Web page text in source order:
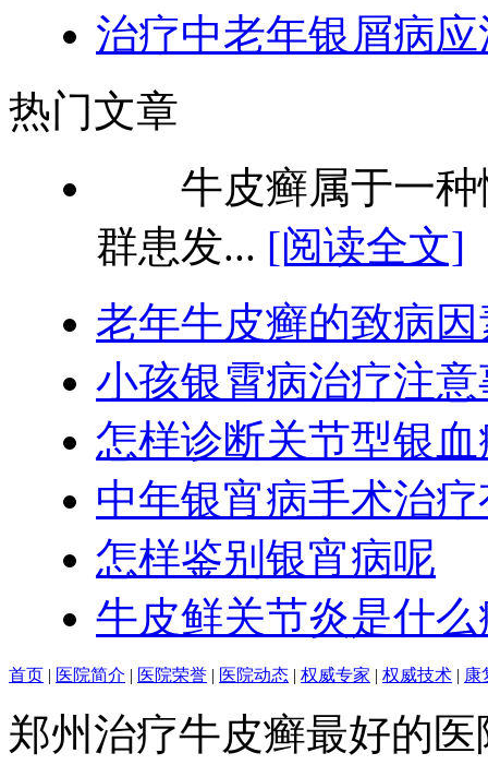
治疗中老年银屑病
热门文章
牛皮癣属于一种
群患发... [阅读全文]
老年牛皮癣的致病
小孩银霄病治疗注
怎样诊断关节型银
中年银宵病手术治
怎样鉴别银宵病呢
牛皮鲜关节炎是什么
首页 | 医院简介 | 医院荣誉 | 医院动态 | 权威专家 | 权威技术 | 康
郑州治疗牛皮癣最好的